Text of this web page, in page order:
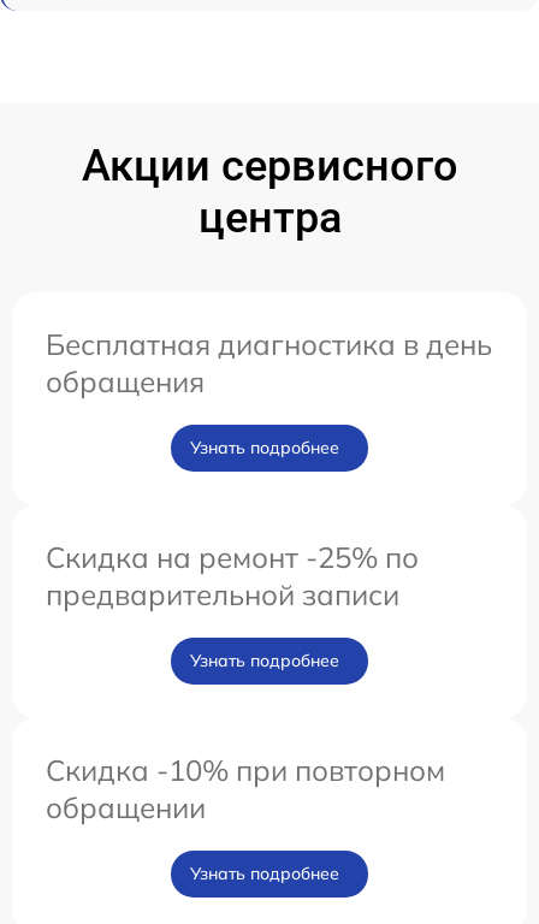
Акции сервисного
центра
Бесплатная диагностика в день
обращения
Узнать подробнее
Скидка на ремонт -25% по
предварительной записи
Узнать подробнее
Скидка -10% при повторном
обращении
Узнать подробнее